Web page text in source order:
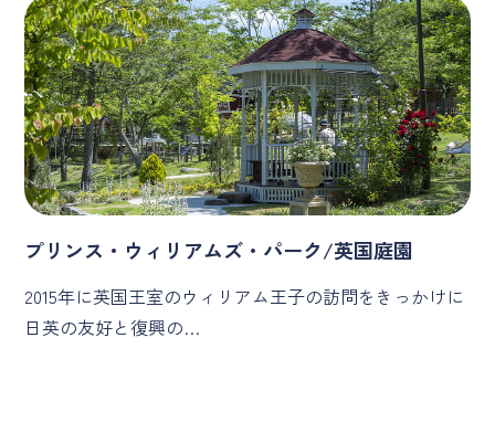
プリンス・ウィリアムズ・パーク/英国庭園
2015年に英国王室のウィリアム王子の訪問をきっかけに
日英の友好と復興の…